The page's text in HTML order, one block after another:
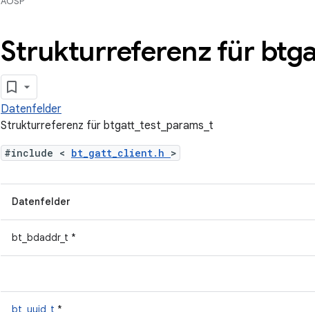
Strukturreferenz für
Datenfelder
Strukturreferenz für btgatt_test_params_t
#include < bt_gatt_client.h >
Datenfelder
bt_bdaddr_t *
bt_uuid_t *